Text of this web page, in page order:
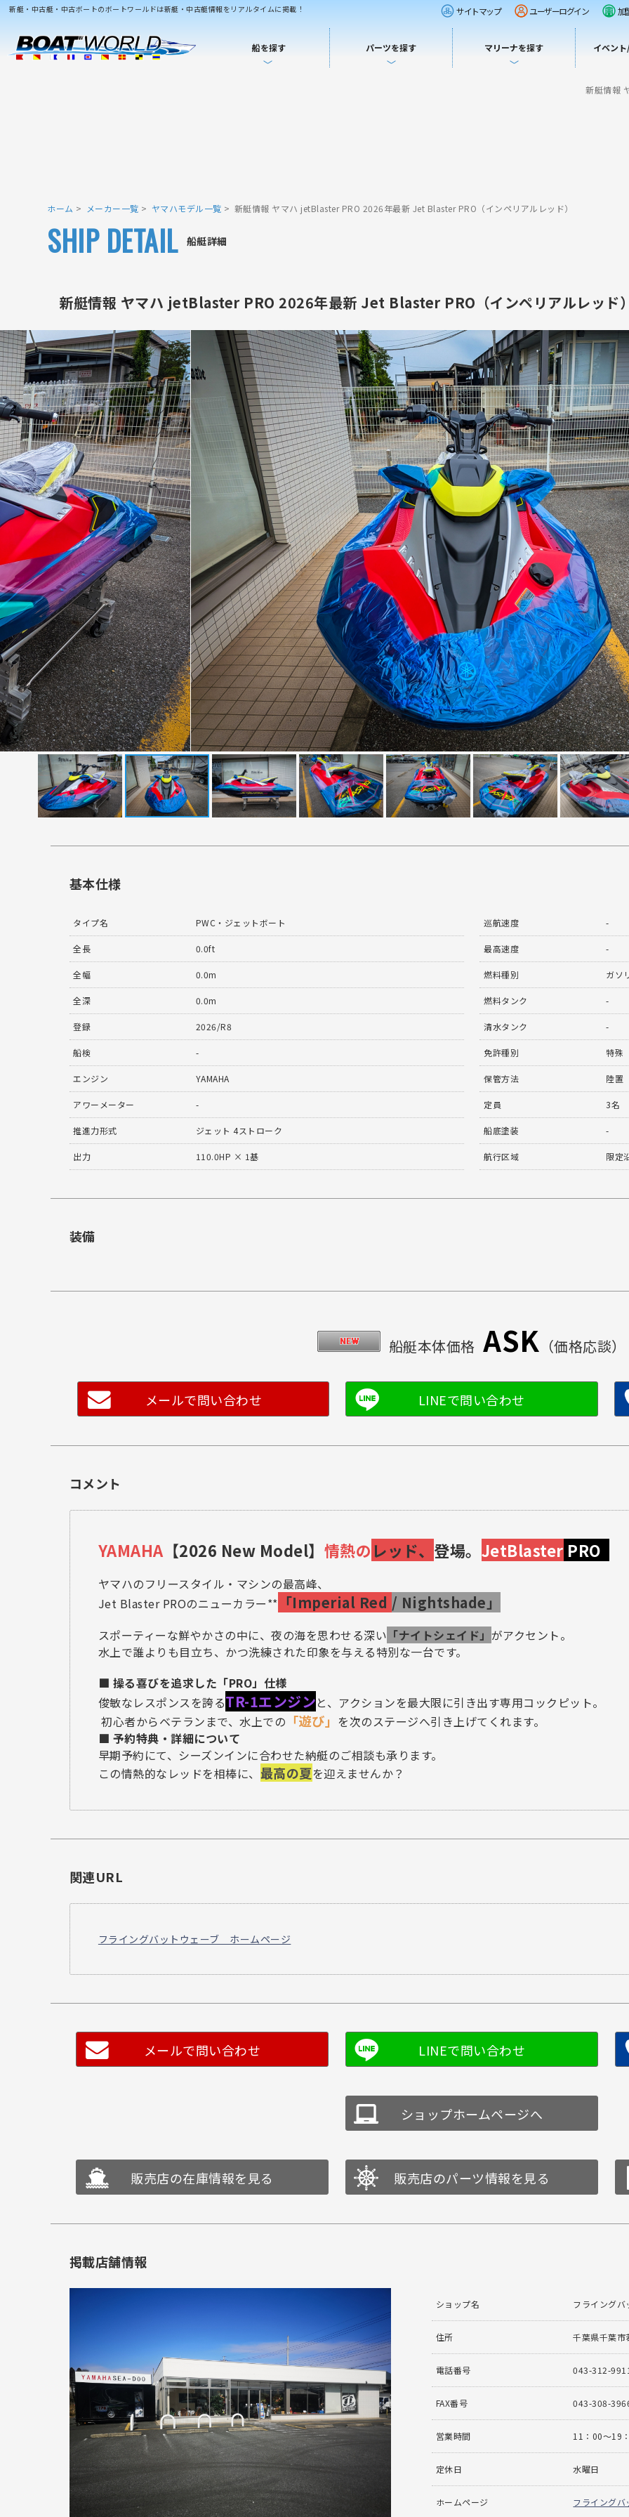
新艇・中古艇・中古ボートのボートワールドは新艇・中古艇情報をリアルタイムに掲載！ サイトマップ ユーザーログイン 加
船を探す パーツを探す マリーナを探す イベン
新艇情報
ホーム メーカー一覧 ヤマハモデル一覧 新艇情報 ヤマハ jetBlaster PRO 2026年最新 Jet Blaster PRO（インペリアルレッド）
船艇詳細
SHIP DETAIL
新艇情報 ヤマハ jetBlaster PRO 2026年最新 Jet Blaster PRO（インペリアルレッド）
基本仕様
タイプ名 PWC・ジェットボート
全長 0.0ft
全幅 0.0m
全深 0.0m
登録 2026/R8
船検 -
エンジン YAMAHA
アワーメーター -
推進力形式 ジェット 4ストローク
出力 110.0HP × 1基
巡航速度 -
最高速度 -
燃料種別 ガソ
燃料タンク -
清水タンク -
免許種別 特殊
保管方法 陸置
定員 3名
船底塗装 -
航行区域 限定
装備
船艇本体価格 ASK （価格応談）
メールで問い合わせ
コメント
YAMAHA 【2026 New Model】 情熱のレッド、 登場。 JetBlaster PRO
ヤマハのフリースタイル・マシンの最高峰、
Jet Blaster PROのニューカラー** 「Imperial Red / Nightshade」
スポーティーな鮮やかさの中に、夜の海を思わせる深い 「ナイトシェイド」 がアクセント。
水上で誰よりも目立ち、かつ洗練された印象を与える特別な一台です。
■ 操る喜びを追求した「PRO」仕様
俊敏なレスポンスを誇るTR-1エンジンと、アクションを最大限に引き出す専用コックピット。
初心者からベテランまで、水上での 「遊び」 を次のステージへ引き上げてくれます。
■ 予約特典・詳細について
早期予約にて、シーズンインに合わせた納艇のご相談も承ります。
この情熱的なレッドを相棒に、 最高の夏を迎えませんか？
関連URL
フライングバットウェーブ ホームページ
メールで問い合わせ
ショップホームページへ
販売店の在庫情報を見る 販売店のパーツ情報を見る
掲載店舗情報
ショップ名 フライングバ
住所 千葉県千葉市
電話番号 043-312-9911
FAX番号 043-308-
営業時間 11：00〜19
定休日 水曜日
ホームページ フライング